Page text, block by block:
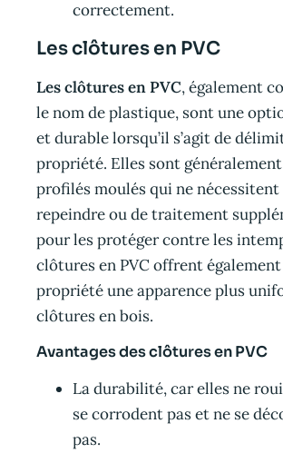
correctement.
Les clôtures en PVC
Les clôtures en PVC, également
le nom de plastique, sont une
et durable lorsqu’il s’agit de
propriété. Elles sont
profilés moulés qui ne nécessitent
repeindre ou de traitement
pour les protéger contre les
clôtures en PVC offrent
propriété une apparence plus
clôtures en bois.
Avantages des clôtures en PVC
La durabilité, car elles ne
se corrodent pas et ne se
pas.